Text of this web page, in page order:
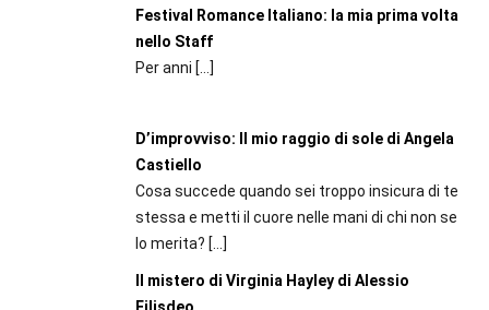
Festival Romance Italiano: la mia prima volta
nello Staff
Per anni […]
D’improvviso: Il mio raggio di sole di Angela
Castiello
Cosa succede quando sei troppo insicura di te
stessa e metti il cuore nelle mani di chi non se
lo merita? […]
Il mistero di Virginia Hayley di Alessio
Filisdeo